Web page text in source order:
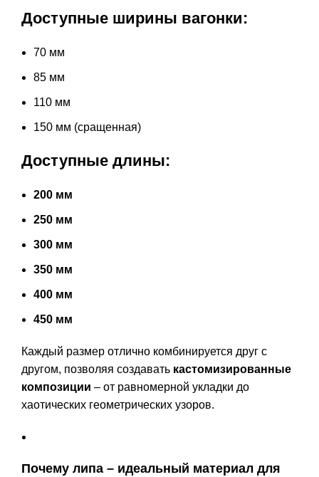
Доступные ширины вагонки:
70 мм
85 мм
110 мм
150 мм (сращенная)
Доступные длины:
200 мм
250 мм
300 мм
350 мм
400 мм
450 мм
Каждый размер отлично комбинируется друг с
другом, позволяя создавать кастомизированные
композиции – от равномерной укладки до
хаотических геометрических узоров.
Почему липа – идеальный материал для